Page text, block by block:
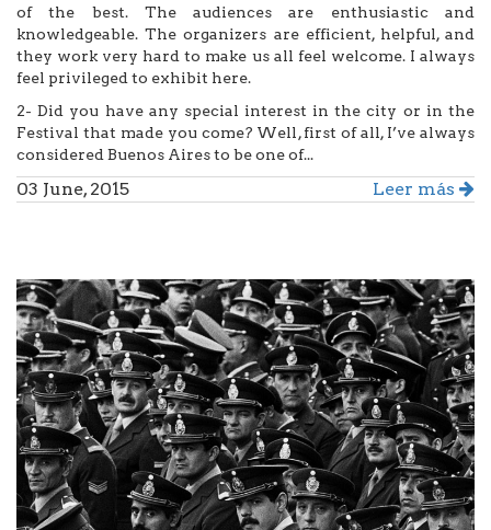
of the best. The audiences are enthusiastic and
knowledgeable. The organizers are efficient, helpful, and
they work very hard to make us all feel welcome. I always
feel privileged to exhibit here.
2- Did you have any special interest in the city or in the
Festival that made you come? Well, first of all, I’ve always
considered Buenos Aires to be one of...
03 June, 2015 Leer más